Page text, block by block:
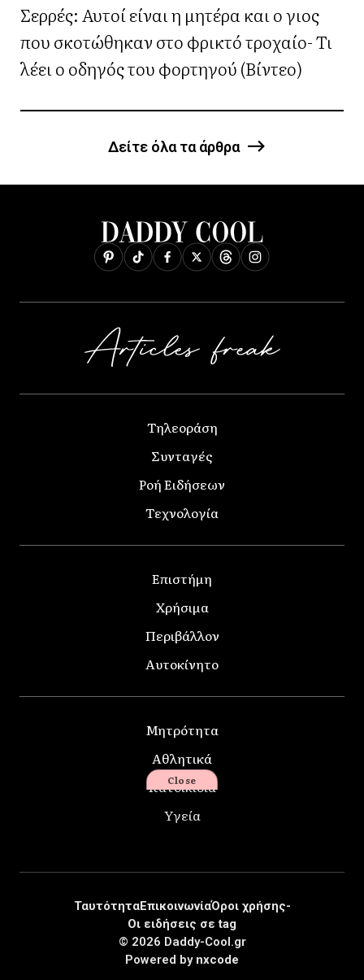
Σερρές: Αυτοί είναι η μητέρα και ο γιος
που σκοτώθηκαν στο φρικτό τροχαίο- Τι
λέει ο οδηγός του φορτηγού (Βίντεο)
Δείτε όλα τα άρθρα
Τηλεοράση
Συνταγές
Ροή Ειδήσεων
Τεχνολογία
Επιστήμη
Χρήσιμα
Περιβάλλον
Αυτοκίνητο
Μητρότητα
Αθλητικά
Κατοικίδια
Υγεία
© 2026 Daddy-Cool.gr
ΤαυτότηταΕπικοινωνίαΌροι χρήσης-
Οι ειδήσεις σε tag
Powered by nxcode
Close